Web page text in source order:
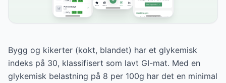
Bygg og kikerter (kokt, blandet) har et glykemisk
indeks på 30, klassifisert som lavt GI-mat. Med en
glykemisk belastning på 8 per 100g har det en minimal